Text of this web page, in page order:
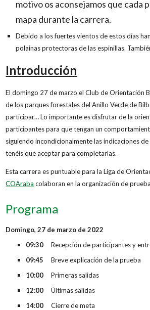
motivo os aconsejamos que cada
mapa durante la carrera.
Debido a los fuertes vientos de estos días
polainas protectoras de las espinillas.
Introducción
El domingo 27 de marzo el Club de Orientación
de los parques forestales del Anillo Verde de
participar… Lo importante es disfrutar de la
participantes para que tengan un
siguiendo incondicionalmente las indicaciones
tenéis que aceptar para completarlas.
Esta carrera es puntuable para la Liga de
COAraba colaboran en la organización de
Programa
Domingo, 27 de marzo de 2022
09:30 Recepción de participantes y
09:45 Breve explicación de la prueba
10:00 Primeras salidas
12:00 Últimas salidas
14:00 Cierre de meta